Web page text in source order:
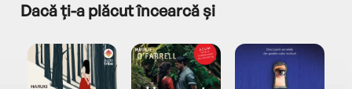
Dacă ți-a plăcut încearcă și